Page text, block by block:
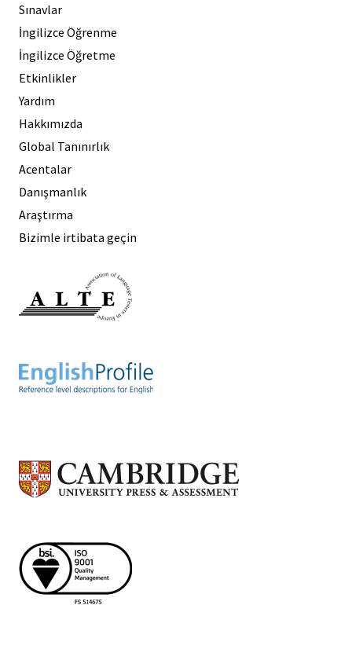
Sınavlar
İngilizce Öğrenme
İngilizce Öğretme
Etkinlikler
Yardım
Hakkımızda
Global Tanınırlık
Acentalar
Danışmanlık
Araştırma
Bizimle irtibata geçin